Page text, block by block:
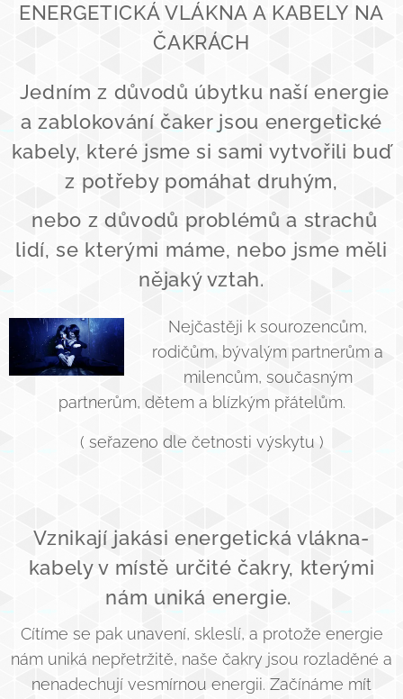
ENERGETICKÁ VLÁKNA A KABELY NA
ČAKRÁCH
Jedním z důvodů úbytku naší energie
a zablokování čaker jsou energetické
kabely, které jsme si sami vytvořili buď
z potřeby pomáhat druhým,
nebo z důvodů problémů a strachů
lidí, se kterými máme, nebo jsme měli
nějaký vztah.
Nejčastěji k sourozencům,
rodičům, bývalým partnerům a
milencům, současným
partnerům, dětem a blízkým přátelům.
( seřazeno dle četnosti výskytu )
Vznikají jakási energetická vlákna-
kabely v místě určité čakry, kterými
nám uniká energie.
Cítíme se pak unavení, skleslí, a protože energie
nám uniká nepřetržitě, naše čakry jsou rozladěné a
nenadechují vesmírnou energii. Začínáme mít